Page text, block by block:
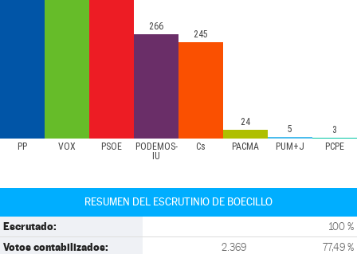
PP VOX PSOE
PODEMOS-
IU
Cs PACMA PUM+J PCPE
266
245
24
5 3
RESUMEN DEL ESCRUTINIO DE BOECILLO
Escrutado: 100 %
Votos contabilizados: 2.369 77,49 %